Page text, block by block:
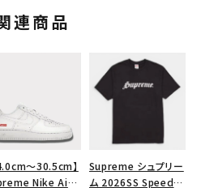
連商品
～30.5cm】
Nike Air
Supreme シュプリー
ム 2026SS Speed